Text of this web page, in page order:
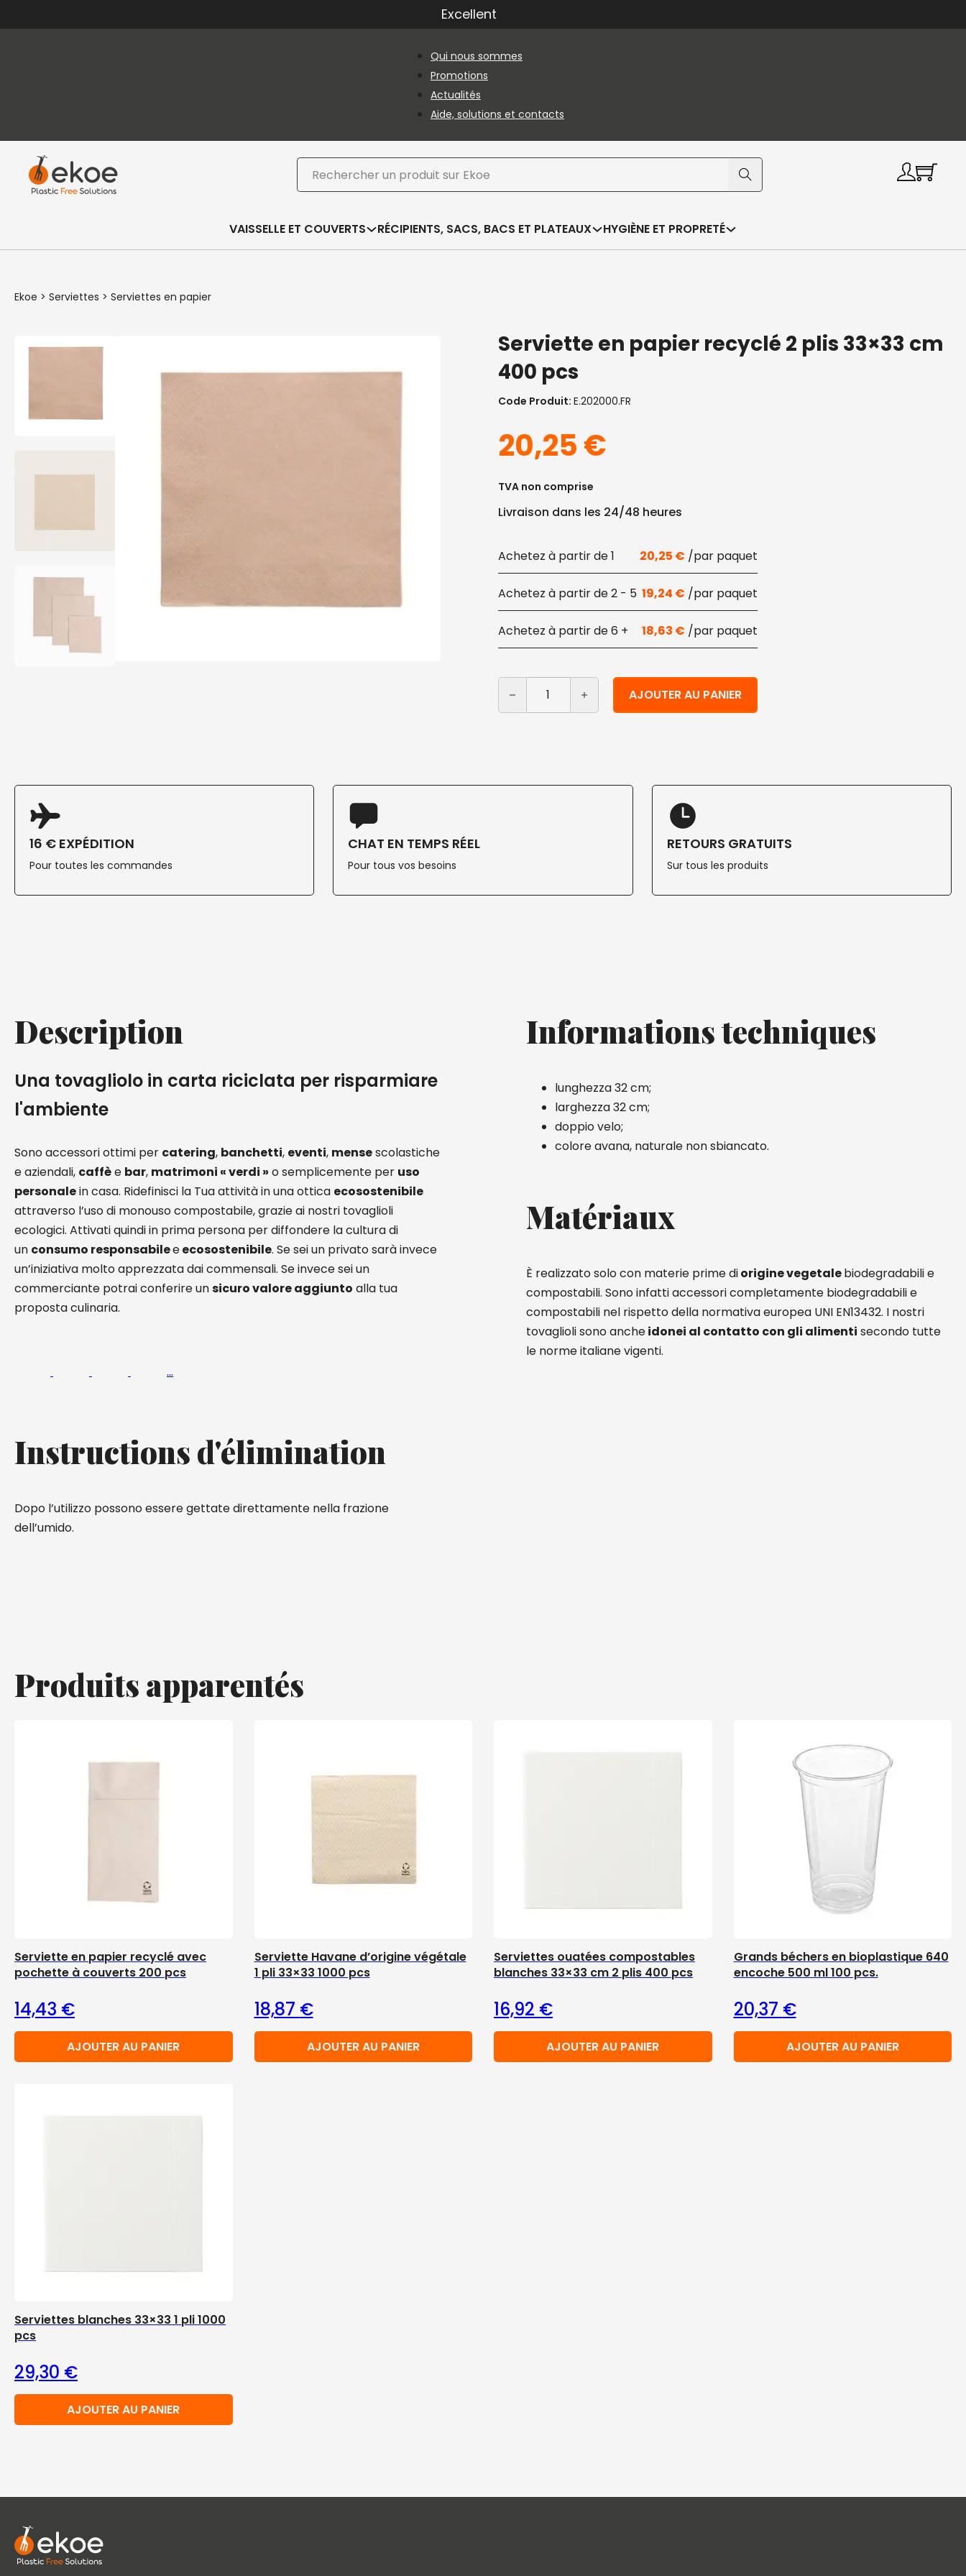
Excellent
Qui nous sommes
Promotions
Actualités
Aide, solutions et contacts
Rechercher
VAISSELLE ET COUVERTS RÉCIPIENTS, SACS, BACS ET PLATEAUX HYGIÈNE ET PROPRETÉ
Ekoe > Serviettes > Serviettes en papier
Serviette en papier recyclé 2 plis 33×33 cm
400 pcs
Code Produit: E.202000.FR
20,25€
TVA non comprise
Livraison dans les 24/48 heures
1 20,25 €
2 - 5 19,24 €
6 + 18,63 €
quantité de Serviette en papier recyclé 2 plis 33x33 cm 400 pcs
AJOUTER AU PANIER
Alternative:
16 € EXPÉDITION
Pour toutes les commandes
CHAT EN TEMPS RÉEL
Pour tous vos besoins
RETOURS GRATUITS
Sur tous les produits
Description
Una tovagliolo in carta riciclata per risparmiare
l'ambiente
Sono accessori ottimi per catering, banchetti, eventi, mensescolastiche
e aziendali, caffèe bar, matrimoni « verdi » o semplicemente per uso
personalein casa. Ridefinisci la Tua attività in una ottica ecosostenibile
attraverso l’uso di monouso compostabile, grazie ai nostri tovaglioli
ecologici. Attivati quindi in prima persona per diffondere la cultura di
un consumo responsabileeecosostenibile. Se sei un privato sarà invece
un’iniziativa molto apprezzata dai commensali. Se invece sei un
commerciante potrai conferire unsicuro valore aggiunto alla tua
proposta culinaria.
…
Instructions d'élimination
Dopo l’utilizzo possono essere gettate direttamente nella frazione
dell’umido.
Informations techniques
lunghezza 32 cm;
larghezza 32 cm;
doppio velo;
colore avana, naturale non sbiancato.
Matériaux
È realizzato solo con materie prime diorigine vegetalebiodegradabili e
compostabili. Sono infatti accessori completamente biodegradabili e
compostabili nel rispetto della normativa europea UNI EN13432. I nostri
tovaglioli sono ancheidonei al contatto con gli alimenti secondo tutte
le norme italiane vigenti.
Produits apparentés
Serviette en papier recyclé avec
pochette à couverts 200 pcs
14,43 €
AJOUTER AU PANIER
Serviette Havane d’origine végétale
1 pli 33×33 1000 pcs
18,87 €
AJOUTER AU PANIER
Serviettes ouatées compostables
blanches 33×33 cm 2 plis 400 pcs
16,92 €
AJOUTER AU PANIER
Grands béchers en bioplastique 640
encoche 500 ml 100 pcs.
20,37 €
AJOUTER AU PANIER
Serviettes blanches 33×33 1 pli 1000
pcs
29,30 €
AJOUTER AU PANIER